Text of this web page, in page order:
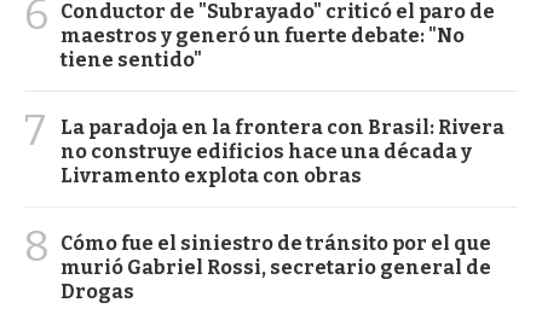
6
Conductor de "Subrayado" criticó el paro de
maestros y generó un fuerte debate: "No
tiene sentido"
7
La paradoja en la frontera con Brasil: Rivera
no construye edificios hace una década y
Livramento explota con obras
8
Cómo fue el siniestro de tránsito por el que
murió Gabriel Rossi, secretario general de
Drogas